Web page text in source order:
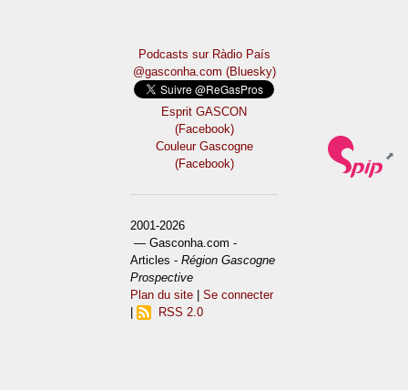
Podcasts sur Ràdio País
@gasconha.com (Bluesky)
Esprit GASCON
(Facebook)
Couleur Gascogne
(Facebook)
2001-2026
— Gasconha.com -
Articles -Région Gascogne
Prospective
Plan du site |Se connecter
RSS 2.0